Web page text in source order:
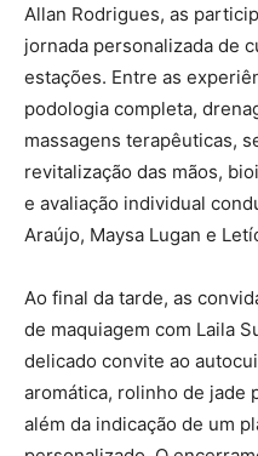
Allan Rodrigues, as
jornada personalizada de
estações. Entre as
podologia completa,
massagens terapêuticas,
revitalização das mãos,
e avaliação individual
Araújo, Maysa Lugan e
Ao final da tarde, as
de maquiagem com Laila
delicado convite ao
aromática, rolinho de jade
além da indicação de um